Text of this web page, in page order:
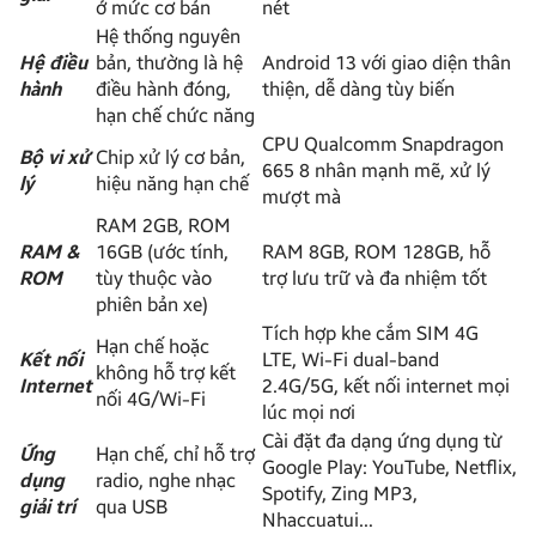
ở mức cơ bản
nét
Hệ điều
hành
Hệ thống nguyên
bản, thường là hệ
điều hành đóng,
hạn chế chức năng
Android 13 với giao diện thân
thiện, dễ dàng tùy biến
Bộ vi xử
lý
Chip xử lý cơ bản,
hiệu năng hạn chế
CPU Qualcomm Snapdragon
665 8 nhân mạnh mẽ, xử lý
mượt mà
RAM &
ROM
RAM 2GB, ROM
16GB (ước tính,
tùy thuộc vào
phiên bản xe)
RAM 8GB, ROM 128GB, hỗ
trợ lưu trữ và đa nhiệm tốt
Kết nối
Internet
Hạn chế hoặc
không hỗ trợ kết
nối 4G/Wi-Fi
Tích hợp khe cắm SIM 4G
LTE, Wi-Fi dual-band
2.4G/5G, kết nối internet mọi
lúc mọi nơi
Ứng
dụng
giải trí
Hạn chế, chỉ hỗ trợ
radio, nghe nhạc
qua USB
Cài đặt đa dạng ứng dụng từ
Google Play: YouTube, Netflix,
Spotify, Zing MP3,
Nhaccuatui…